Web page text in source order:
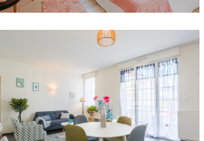
TROUVILLE
Appartement rénové